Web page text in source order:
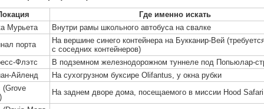
Где именно искать
Мурьета
Внутри рамы школьного автобуса на свалке
порта
На вершине синего контейнера на Букканир-Вей
с соседних контейнеров)
Флэтс
В подземном железнодорожном туннеле под Попьюлар-
Айленд
На сухогрузном буксире Olifantus, у окна рубки
(Grove
На заднем дворе дома, посещаемого в миссии Hood Safari